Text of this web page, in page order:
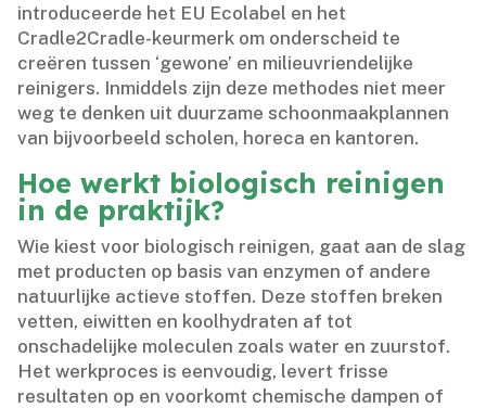
introduceerde het EU Ecolabel en het
Cradle2Cradle-keurmerk om onderscheid te
creëren tussen ‘gewone’ en milieuvriendelijke
reinigers.​ Inmiddels zijn deze methodes niet meer
weg te denken uit duurzame schoonmaakplannen
van bijvoorbeeld scholen, horeca en kantoren.​
Hoe werkt biologisch reinigen
in de praktijk?
Wie kiest voor biologisch reinigen, gaat aan de slag
met producten op basis van enzymen of andere
natuurlijke actieve stoffen.​ Deze stoffen breken
vetten, eiwitten en koolhydraten af tot
onschadelijke moleculen zoals water en zuurstof.​
Het werkproces is eenvoudig, levert frisse
resultaten op en voorkomt chemische dampen of